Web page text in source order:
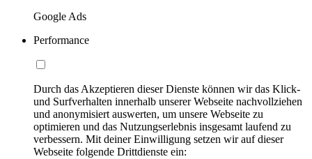
Google Ads
Performance
Durch das Akzeptieren dieser Dienste können wir das Klick-
und Surfverhalten innerhalb unserer Webseite nachvollziehen
und anonymisiert auswerten, um unsere Webseite zu
optimieren und das Nutzungserlebnis insgesamt laufend zu
verbessern. Mit deiner Einwilligung setzen wir auf dieser
Webseite folgende Drittdienste ein: